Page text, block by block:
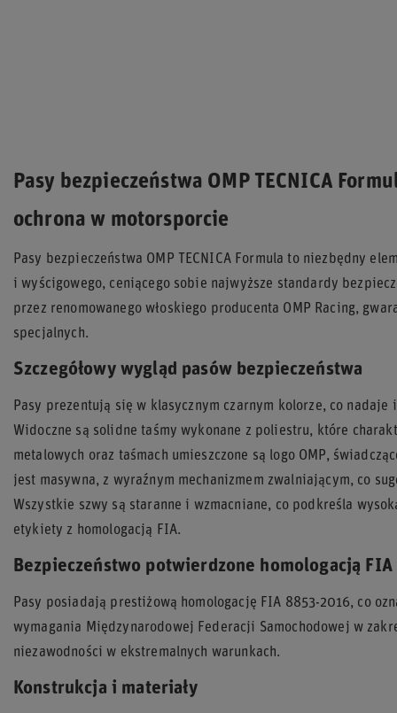
Pasy bezpieczeństwa OMP TECNICA
ochrona w motorsporcie
Pasy bezpieczeństwa OMP TECNICA Formula to niezbędny
i wyścigowego, ceniącego sobie najwyższe standardy
przez renomowanego włoskiego producenta OMP Racing,
specjalnych.
Szczegółowy wygląd pasów bezpieczeństwa
Pasy prezentują się w klasycznym czarnym kolorze, co
Widoczne są solidne taśmy wykonane z poliestru, które
metalowych oraz taśmach umieszczone są logo OMP,
jest masywna, z wyraźnym mechanizmem zwalniającym, co
Wszystkie szwy są staranne i wzmacniane, co podkreśla
etykiety z homologacją FIA.
Bezpieczeństwo potwierdzone homologacją FIA
Pasy posiadają prestiżową homologację FIA 8853-2016, co
wymagania Międzynarodowej Federacji Samochodowej w
niezawodności w ekstremalnych warunkach.
Konstrukcja i materiały